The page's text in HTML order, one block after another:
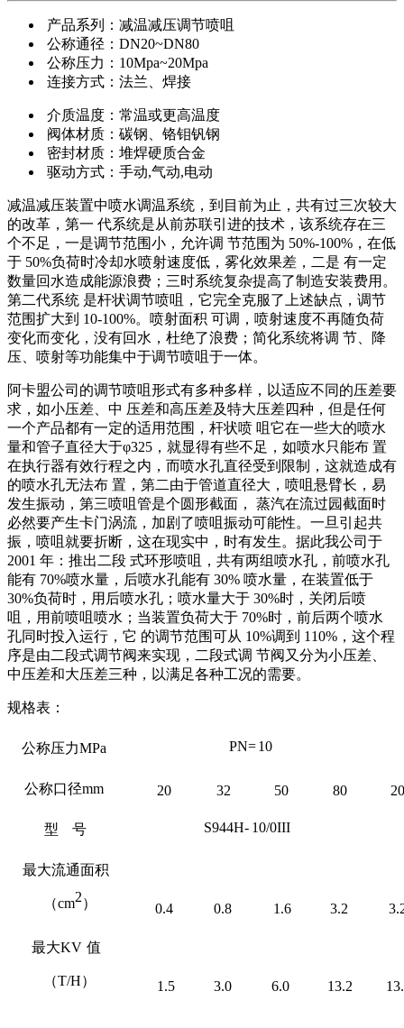
产品系列：减温减压调节喷咀
公称通径：DN20~DN80
公称压力：10Mpa~20Mpa
连接方式：法兰、焊接
介质温度：常温或更高温度
阀体材质：碳钢、铬钼钒钢
密封材质：堆焊硬质合金
驱动方式：手动,气动,电动
减温减压装置中喷水调温系统，到目前为止，共有过三次较大
的改革，第一 代系统是从前苏联引进的技术，该系统存在三
个不足，一是调节范围小，允许调 节范围为 50%-100%，在低
于 50%负荷时冷却水喷射速度低，雾化效果差，二是 有一定
数量回水造成能源浪费；三时系统复杂提高了制造安装费用。
第二代系统 是杆状调节喷咀，它完全克服了上述缺点，调节
范围扩大到 10-100%。喷射面积 可调，喷射速度不再随负荷
变化而变化，没有回水，杜绝了浪费；简化系统将调 节、降
压、喷射等功能集中于调节喷咀于一体。
阿卡盟公司的调节喷咀形式有多种多样，以适应不同的压差要
求，如小压差、中 压差和高压差及特大压差四种，但是任何
一个产品都有一定的适用范围，杆状喷 咀它在一些大的喷水
量和管子直径大于φ325，就显得有些不足，如喷水只能布 置
在执行器有效行程之内，而喷水孔直径受到限制，这就造成有
的喷水孔无法布 置，第二由于管道直径大，喷咀悬臂长，易
发生振动，第三喷咀管是个圆形截面， 蒸汽在流过园截面时
必然要产生卡门涡流，加剧了喷咀振动可能性。一旦引起共
振，喷咀就要折断，这在现实中，时有发生。据此我公司于
2001 年：推出二段 式环形喷咀，共有两组喷水孔，前喷水孔
能有 70%喷水量，后喷水孔能有 30% 喷水量，在装置低于
30%负荷时，用后喷水孔；喷水量大于 30%时，关闭后喷
咀，用前喷咀喷水；当装置负荷大于 70%时，前后两个喷水
孔同时投入运行，它 的调节范围可从 10%调到 110%，这个程
序是由二段式调节阀来实现，二段式调 节阀又分为小压差、
中压差和大压差三种，以满足各种工况的需要。
规格表：
公称压力MPa PN=10
公称口径mm 20 32 50 80 20
型 号 S944H- 10/0III
最大流通面积
（cm2） 0.4 0.8 1.6 3.2
最大KV 值
（T/H） 1.5 3.0 6.0 13.2